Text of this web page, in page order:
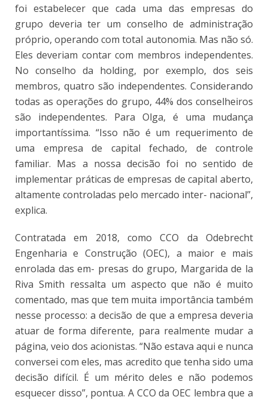
foi estabelecer que cada uma das empresas do
grupo deveria ter um conselho de administração
próprio, operando com total autonomia. Mas não só.
Eles deveriam contar com membros independentes.
No conselho da holding, por exemplo, dos seis
membros, quatro são independentes. Considerando
todas as operações do grupo, 44% dos conselheiros
são independentes. Para Olga, é uma mudança
importantíssima. “Isso não é um requerimento de
uma empresa de capital fechado, de controle
familiar. Mas a nossa decisão foi no sentido de
implementar práticas de empresas de capital aberto,
altamente controladas pelo mercado inter- nacional”,
explica.
Contratada em 2018, como CCO da Odebrecht
Engenharia e Construção (OEC), a maior e mais
enrolada das em- presas do grupo, Margarida de la
Riva Smith ressalta um aspecto que não é muito
comentado, mas que tem muita importância também
nesse processo: a decisão de que a empresa deveria
atuar de forma diferente, para realmente mudar a
página, veio dos acionistas. “Não estava aqui e nunca
conversei com eles, mas acredito que tenha sido uma
decisão difícil. É um mérito deles e não podemos
esquecer disso”, pontua. A CCO da OEC lembra que a